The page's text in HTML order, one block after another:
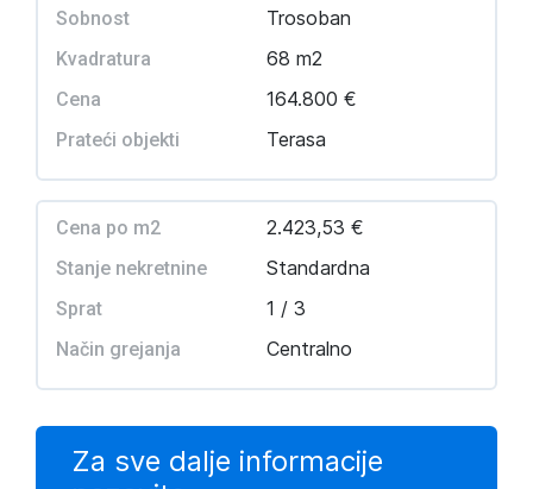
Sobnost Trosoban
Kvadratura 68 m2
Cena 164.800 €
Prateći objekti Terasa
Cena po m2 2.423,53 €
Stanje nekretnine Standardna
Sprat 1 / 3
Način grejanja Centralno
Za sve dalje informacije